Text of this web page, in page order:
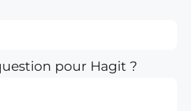
pour Hagit ?